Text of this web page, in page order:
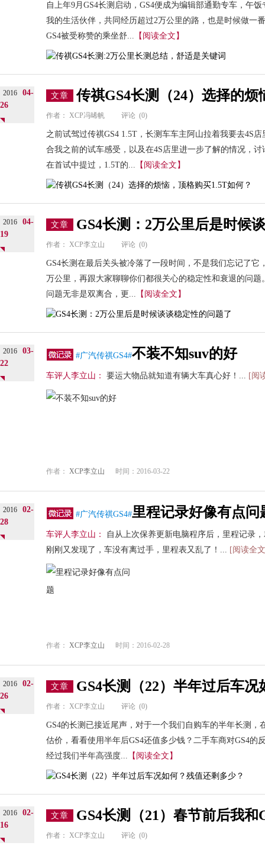
自上年9月GS4长测启动，GS4便成为编辑部通勤专车，午
我的生活伙伴，共同经历超过2万公里的路，也是时候做一
GS4被受称赞的乘坐舒... 【阅读全文】
2016
04-
26
文章 传祺GS4长测（24）选择的
作者： XCP冯晞帆 评论 (0)
之前试驾过传祺GS4 1.5T，长测车车主阿山拉着我要去4S
合我之前的试车感受，以及在4S店里进一步了解的情况，
在首试中提过，1.5T的... 【阅读全文】
2016
04-
19
文章 GS4长测：2万公里后是时候
作者： XCP李立山 评论 (0)
GS4长测在最后关头被冷落了一段时间，不是我们忘记了它
万公里，再跟大家聊聊你们都很关心的稳定性和衰退的问
问题无非是双离合，更... 【阅读全文】
2016
03-
22
#广汽传祺GS4#不装不知suv的好
车评人李立山： 要运大物品就知道有辆大车真心好！... [阅
作者： XCP李立山 时间：2016-03-22
2016
02-
28
#广汽传祺GS4#里程记录好像有点问
车评人李立山：
自从上次保养更新电脑程序后，里程记录
刚刚又发现了，车没有离过手，里程表又乱了！... [阅读全
作者： XCP李立山 时间：2016-02-28
2016
02-
26
文章 GS4长测（22）半年过后车
作者： XCP李立山 评论 (0)
GS4的长测已接近尾声，对于一个我们自购车的半年长测
估价，看看使用半年后GS4还值多少钱？二手车商对GS4的
经过我们半年高强度... 【阅读全文】
2016
02-
16
文章 GS4长测（21）春节前后我和
作者： XCP李立山 评论 (0)